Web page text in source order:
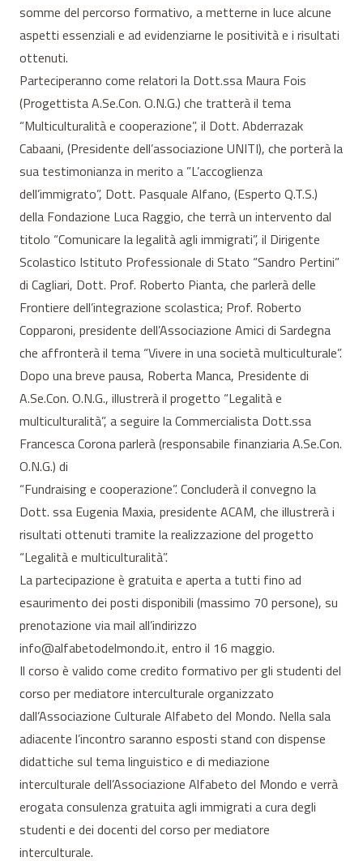
somme del percorso formativo, a metterne in luce alcune
aspetti essenziali e ad evidenziarne le positività e i risultati
ottenuti.
Parteciperanno come relatori la Dott.ssa Maura Fois
(Progettista A.Se.Con. O.N.G.) che tratterà il tema
“Multiculturalità e cooperazione”, il Dott. Abderrazak
Cabaani, (Presidente dell’associazione UNITI), che porterà la
sua testimonianza in merito a ”L’accoglienza
dell’immigrato”, Dott. Pasquale Alfano, (Esperto Q.T.S.)
della Fondazione Luca Raggio, che terrà un intervento dal
titolo “Comunicare la legalità agli immigrati”, il Dirigente
Scolastico Istituto Professionale di Stato “Sandro Pertini”
di Cagliari, Dott. Prof. Roberto Pianta, che parlerà delle
Frontiere dell’integrazione scolastica; Prof. Roberto
Copparoni, presidente dell’Associazione Amici di Sardegna
che affronterà il tema “Vivere in una società multiculturale”.
Dopo una breve pausa, Roberta Manca, Presidente di
A.Se.Con. O.N.G., illustrerà il progetto “Legalità e
multiculturalità”, a seguire la Commercialista Dott.ssa
Francesca Corona parlerà (responsabile finanziaria A.Se.Con.
O.N.G.) di
“Fundraising e cooperazione”. Concluderà il convegno la
Dott. ssa Eugenia Maxia, presidente ACAM, che illustrerà i
risultati ottenuti tramite la realizzazione del progetto
“Legalità e multiculturalità”.
La partecipazione è gratuita e aperta a tutti fino ad
esaurimento dei posti disponibili (massimo 70 persone), su
prenotazione via mail all’indirizzo
info@alfabetodelmondo.it, entro il 16 maggio.
Il corso è valido come credito formativo per gli studenti del
corso per mediatore interculturale organizzato
dall’Associazione Culturale Alfabeto del Mondo. Nella sala
adiacente l’incontro saranno esposti stand con dispense
didattiche sul tema linguistico e di mediazione
interculturale dell’Associazione Alfabeto del Mondo e verrà
erogata consulenza gratuita agli immigrati a cura degli
studenti e dei docenti del corso per mediatore
interculturale.